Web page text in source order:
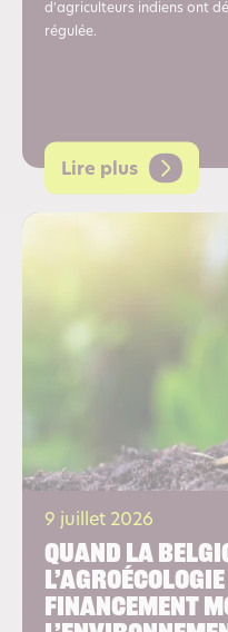
d'agriculteurs indiens ont
régulée.
Lire plus
9 juillet 2026
Quand la
l’agroécologie
financement